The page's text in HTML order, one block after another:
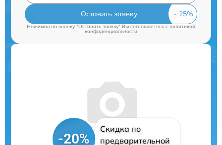
Оставить заявку
Нажимая на кнопку "Оставить заявку" Вы соглашаетесь cполитикой
конфиденциальности
-20%
Скидка по
предварительной